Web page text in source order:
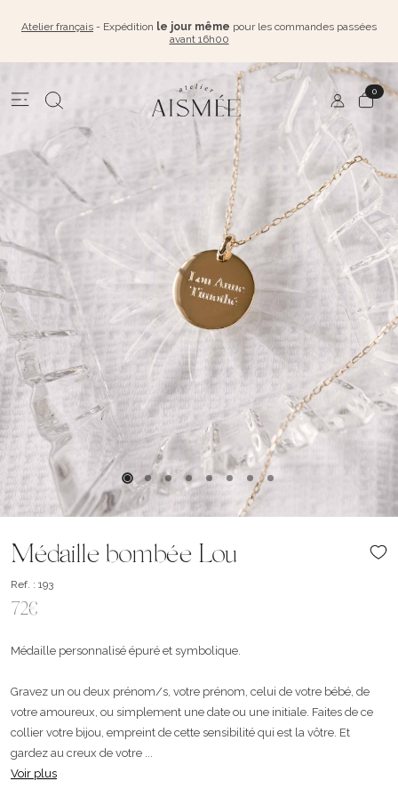
Atelier français - Expédition le jour même pour les commandes passées
avant 16h00
0
Médaille bombée Lou
Ref. : 193
72€
Médaille personnalisé épuré et symbolique.
Gravez un ou deux prénom/s, votre prénom, celui de votre bébé, de
votre amoureux, ou simplement une date ou une initiale. Faites de ce
collier votre bijou, empreint de cette sensibilité qui est la vôtre. Et
gardez au creux de votre ...
Voir plus